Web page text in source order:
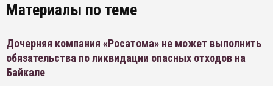
Материалы по теме
Дочерняя компания «Росатома» не может выполнить
обязательства по ликвидации опасных отходов на
Байкале